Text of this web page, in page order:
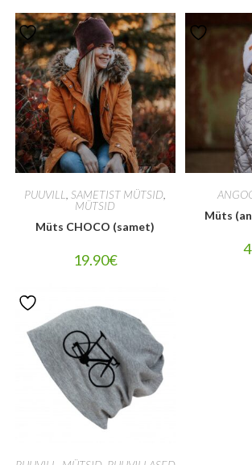
PUUVILL ,SAMETIST MÜTSID
MÜTSID
Müts CHOCO (samet)
19.90€
Müts